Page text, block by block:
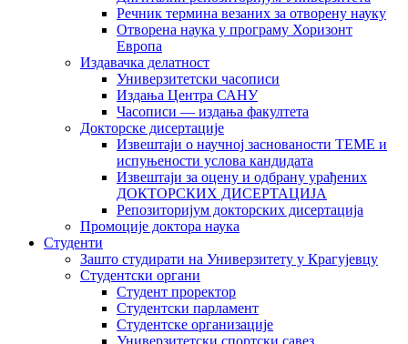
Рeчник термина везаних за отворену науку
Отворена наука у програму Хоризонт
Европа
Издавачка делатност
Универзитетски часописи
Издања Центра САНУ
Часописи — издања факултета
Докторске дисертације
Извештаји о научној заснованости ТЕМЕ и
испуњености услова кандидата
Извештаји за оцену и одбрану урађених
ДОКТОРСКИХ ДИСЕРТАЦИЈА
Репозиторијум докторских дисертација
Промоције доктора наука
Студенти
Зашто студирати на Универзитету у Крагујевцу
Студентски органи
Студент проректор
Студентски парламент
Студентске организације
Универзитетски спортски савез